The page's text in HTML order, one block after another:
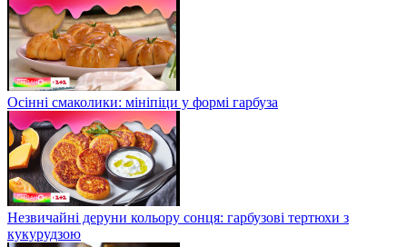
Осінні смаколики: мініпіци у формі гарбуза
Незвичайні деруни кольору сонця: гарбузові тертюхи з
кукурудзою